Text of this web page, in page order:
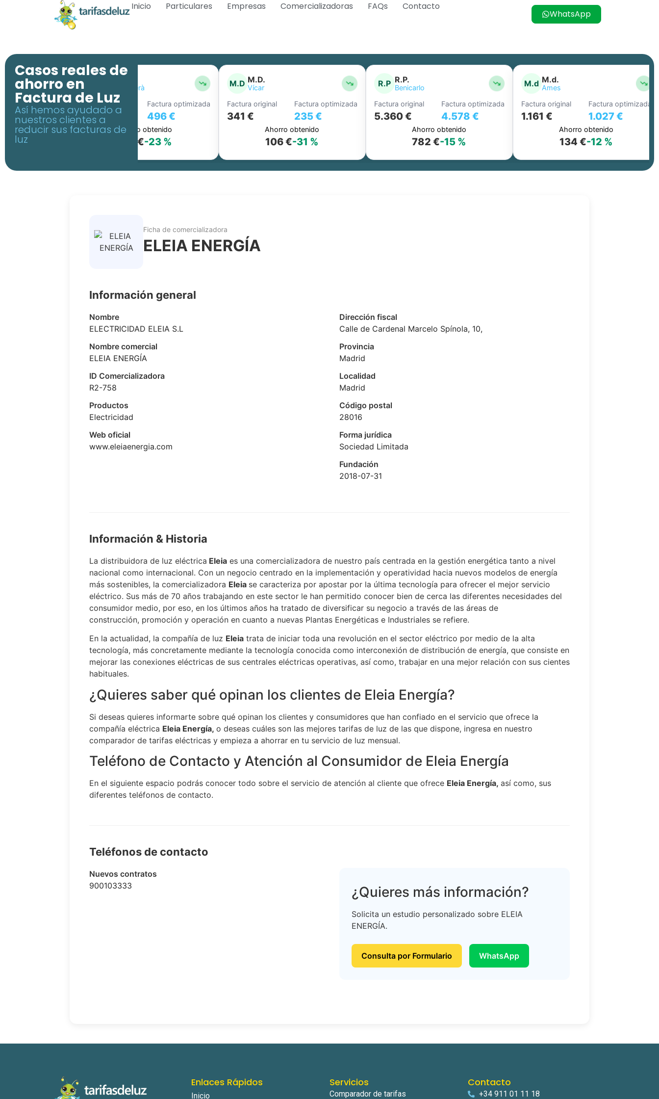
Inicio Particulares Empresas Comercializadoras FAQs Contacto
WhatsApp
Casos reales de
ahorro en
Factura de Luz
Así hemos ayudado a
nuestros clientes a
reducir sus facturas de
luz
J.B
Roda de Berà
Factura original
644 €
Factura optimizada
496 €
Ahorro obtenido
147 €-23 %
M.D M.D.
Vícar
Factura original
341 €
Factura optimizada
235 €
Ahorro obtenido
106 €-31 %
R.P R.P.
Benicarlo
Factura original
5.360 €
Factura optimizada
4.578 €
Ahorro obtenido
782 €-15 %
M.d M.d.
Ames
Factura original
1.161 €
Factura optimizada
1.027 €
Ahorro obtenido
134 €-12 %
Ficha de comercializadora
ELEIA ENERGÍA
Información general
Nombre
ELECTRICIDAD ELEIA S.L
Nombre comercial
ELEIA ENERGÍA
ID Comercializadora
R2-758
Productos
Electricidad
Web oficial
www.eleiaenergia.com
Dirección fiscal
Calle de Cardenal Marcelo Spínola, 10,
Provincia
Madrid
Localidad
Madrid
Código postal
28016
Forma jurídica
Sociedad Limitada
Fundación
2018-07-31
Información & Historia
La distribuidora de luz eléctrica Eleia es una comercializadora de nuestro país centrada en la gestión energética tanto a nivel
nacional como internacional. Con un negocio centrado en la implementación y operatividad hacia nuevos modelos de energía
más sostenibles, la comercializadora Eleia se caracteriza por apostar por la última tecnología para ofrecer el mejor servicio
eléctrico. Sus más de 70 años trabajando en este sector le han permitido conocer bien de cerca las diferentes necesidades del
consumidor medio, por eso, en los últimos años ha tratado de diversificar su negocio a través de las áreas de
construcción, promoción y operación en cuanto a nuevas Plantas Energéticas e Industriales se refiere.
En la actualidad, la compañía de luz Eleia trata de iniciar toda una revolución en el sector eléctrico por medio de la alta
tecnología, más concretamente mediante la tecnología conocida como interconexión de distribución de energía, que consiste en
mejorar las conexiones eléctricas de sus centrales eléctricas operativas, así como, trabajar en una mejor relación con sus cientes
habituales.
¿Quieres saber qué opinan los clientes de Eleia Energía?
Si deseas quieres informarte sobre qué opinan los clientes y consumidores que han confiado en el servicio que ofrece la
compañía eléctrica Eleia Energía, o deseas cuáles son las mejores tarifas de luz de las que dispone, ingresa en nuestro
comparador de tarifas eléctricas y empieza a ahorrar en tu servicio de luz mensual.
Teléfono de Contacto y Atención al Consumidor de Eleia Energía
En el siguiente espacio podrás conocer todo sobre el servicio de atención al cliente que ofrece Eleia Energía, así como, sus
diferentes teléfonos de contacto.
Teléfonos de contacto
Nuevos contratos
900103333
¿Quieres más información?
Solicita un estudio personalizado sobre ELEIA
ENERGÍA.
Consulta por Formulario WhatsApp
Enlaces Rápidos
Inicio
Servicios
Comparador de tarifas
Contacto
+34 911 01 11 18